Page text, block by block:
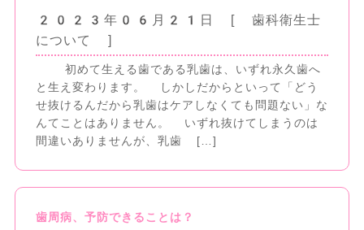
2023年06月21日
[ 歯科衛生士
について ]
初めて生える歯である乳歯は、いずれ永久歯へ
と生え変わります。 しかしだからといって「どう
せ抜けるんだから乳歯はケアしなくても問題ない」な
んてことはありません。 いずれ抜けてしまうのは
間違いありませんが、乳歯 […]
歯周病、予防できることは？